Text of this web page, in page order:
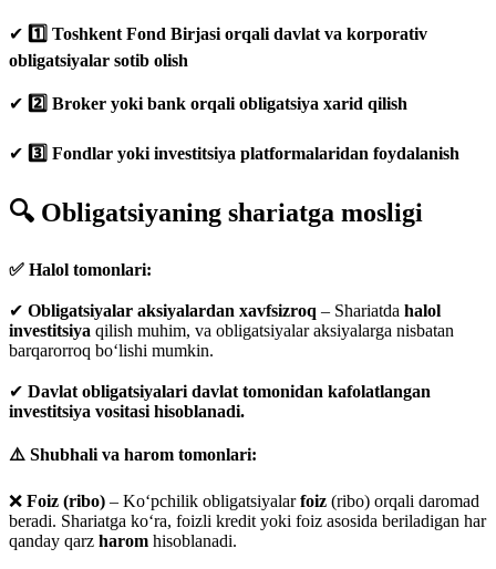
✔ 1️⃣ Toshkent Fond Birjasi orqali davlat va korporativ
obligatsiyalar sotib olish
✔ 2️⃣ Broker yoki bank orqali obligatsiya xarid qilish
✔ 3️⃣ Fondlar yoki investitsiya platformalaridan foydalanish
🔍 Obligatsiyaning shariatga mosligi
✅ Halol tomonlari:
✔ Obligatsiyalar aksiyalardan xavfsizroq – Shariatda halol
investitsiya qilish muhim, va obligatsiyalar aksiyalarga nisbatan
barqarorroq bo‘lishi mumkin.
✔ Davlat obligatsiyalari davlat tomonidan kafolatlangan
investitsiya vositasi hisoblanadi.
⚠️ Shubhali va harom tomonlari:
❌ Foiz (ribo) – Ko‘pchilik obligatsiyalarfoiz (ribo) orqali daromad
beradi. Shariatga ko‘ra, foizli kredit yoki foiz asosida beriladigan har
qanday qarz harom hisoblanadi.